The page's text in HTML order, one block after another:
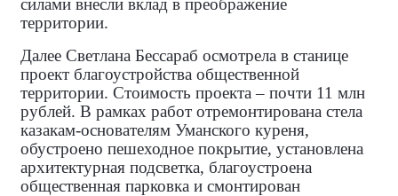
территории.
Далее Светлана Бессараб осмотрела в станице
проект благоустройства общественной
территории. Стоимость проекта – почти 11 млн
рублей. В рамках работ отремонтирована стела
казакам‑основателям Уманского куреня,
обустроено пешеходное покрытие, установлена
архитектурная подсветка, благоустроена
общественная парковка и смонтирован